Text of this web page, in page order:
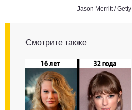
Jason Merritt /
Смотрите также